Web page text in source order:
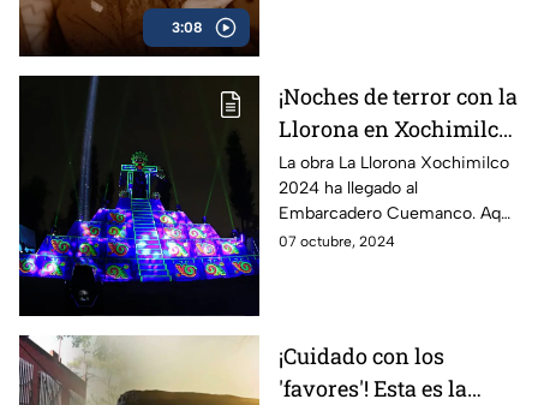
3:08
¡Noches de terror con la
Llorona en Xochimilco!
Estas son las fechas y
precios para 2024
La obra La Llorona Xochimilco
2024 ha llegado al
Embarcadero Cuemanco. Aquí
te contamos todo acerca de
07 octubre, 2024
¡Cuidado con los
'favores'! Esta es la